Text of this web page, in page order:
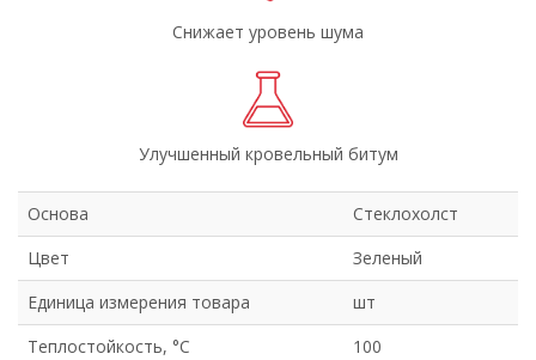
Снижает уровень шума
Улучшенный кровельный битум
Основа
Стеклохолст
Цвет
Зеленый
Единица измерения товара
шт
Теплостойкость, °С
100